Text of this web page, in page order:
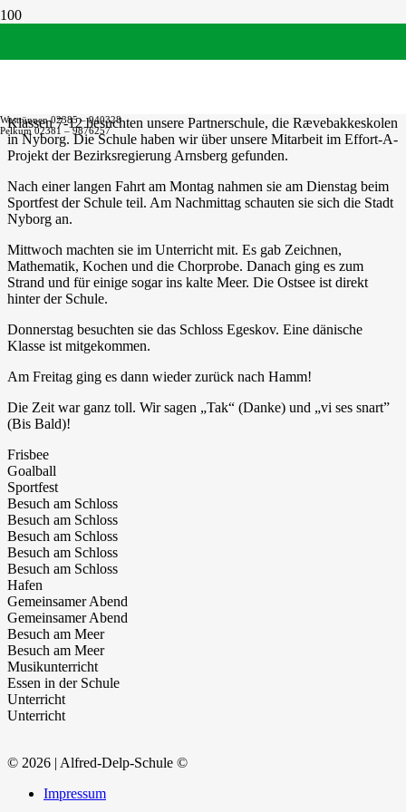
Westtünnen 02385 – 940328
Pelkum 02381 – 9876257
Klassen 7-12 besuchten unsere Partnerschule, die Rævebakkeskolen
in Nyborg. Die Schule haben wir über unsere Mitarbeit im Effort-A-
Projekt der Bezirksregierung Arnsberg gefunden.
Nach einer langen Fahrt am Montag nahmen sie am Dienstag beim
Sportfest der Schule teil. Am Nachmittag schauten sie sich die Stadt
Nyborg an.
Mittwoch machten sie im Unterricht mit. Es gab Zeichnen,
Mathematik, Kochen und die Chorprobe. Danach ging es zum
Strand und für einige sogar ins kalte Meer. Die Ostsee ist direkt
hinter der Schule.
Donnerstag besuchten sie das Schloss Egeskov. Eine dänische
Klasse ist mitgekommen.
Am Freitag ging es dann wieder zurück nach Hamm!
Die Zeit war ganz toll. Wir sagen „Tak“ (Danke) und „vi ses snart”
(Bis Bald)!
Frisbee
Goalball
Sportfest
Besuch am Schloss
Besuch am Schloss
Besuch am Schloss
Besuch am Schloss
Besuch am Schloss
Hafen
Gemeinsamer Abend
Gemeinsamer Abend
Besuch am Meer
Besuch am Meer
Musikunterricht
Essen in der Schule
Unterricht
Unterricht
© 2026 | Alfred-Delp-Schule ©
Impressum